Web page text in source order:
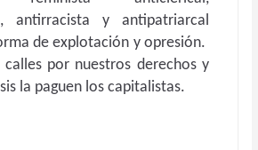
antirracista y antipatriarcal
de explotación y opresión.
por nuestros derechos y
la paguen los capitalistas.